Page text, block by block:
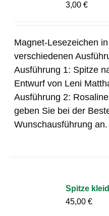
3,00€
Magnet-Lesezeichen
verschiedenen
Ausführung 1: Spitze
Entwurf von Leni
Ausführung 2:
geben Sie bei der
Wunschausführung an.
Spitze
45,00€